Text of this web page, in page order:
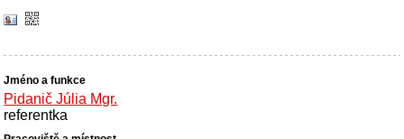
Pidanič Júlia Mgr.
referentka